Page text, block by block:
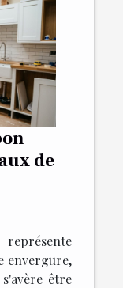
de
envergure,
être